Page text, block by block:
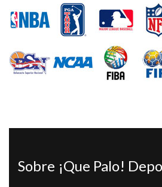
Sobre ¡Que Palo!